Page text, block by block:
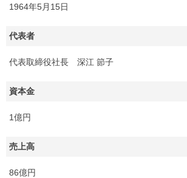
1964年5月15日
代表者
代表取締役社長 深江 節子
資本金
1億円
売上高
86億円